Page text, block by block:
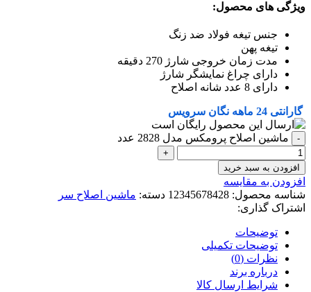
ویژگی های محصول:
جنس تیغه فولاد ضد زنگ
تیغه پهن
مدت زمان خروجی شارژ 270 دقیقه
دارای چراغ نمایشگر شارژ
دارای 8 عدد شانه اصلاح
گارانتی 24 ماهه نگان سرویس
ماشین اصلاح پرومکس مدل 2828 عدد
افزودن به سبد خرید
افزودن به مقایسه
شناسه محصول: 12345678428 دسته: ماشین اصلاح سر
اشتراک گذاری:
توضیحات
توضیحات تکمیلی
نظرات (0)
درباره برند
شرایط ارسال کالا